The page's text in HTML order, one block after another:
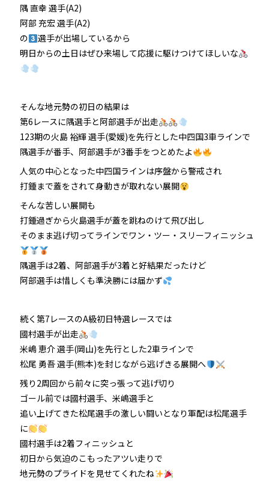
車券の購入にのめり込む不安のある方のご相談
来場者の肖像権について
隅 直幸 選手(A2)
阿部 充宏 選手(A2)
の
選手が出場しているから
明日からの土日はぜひ来場して応援に駆けつけてほしいな
そんな地元勢の初日の結果は
第6レースに隅選手と阿部選手が出走
123期の火島 裕輝 選手(愛媛)を先行とした中四国3車ラインで
隅選手が番手、阿部選手が3番手をつとめたよ
人気の中心となった中四国ラインは序盤から警戒され
打鍾まで蓋をされて身動きが取れない展開
そんな苦しい展開も
打鍾過ぎから火島選手が蓋を跳ねのけて飛び出し
そのまま逃げ切ってラインでワン・ツー・スリーフィニッシュ
隅選手は2着、阿部選手が3着と好結果だったけど
阿部選手は惜しくも準決勝には届かず
続く第7レースのA級初日特選レースでは
國村選手が出走
米嶋 恵介 選手(岡山)を先行とした2車ラインで
松尾 勇吾 選手(熊本)を封じながら逃げきる展開へ
残り2周回から前々に突っ張って逃げ切り
ゴール前では國村選手、米嶋選手と
追い上げてきた松尾選手の激しい闘いとなり軍配は松尾選手
に
國村選手は2着フィニッシュと
初日から気迫のこもったアツい走りで
地元勢のプライドを見せてくれたね